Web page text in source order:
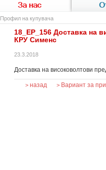
За нас
Профил на купувача
18_ЕР_156 Доставка на
КРУ Сименс
23.3.2018
Доставка на високоволтови
> назад > Вариант за